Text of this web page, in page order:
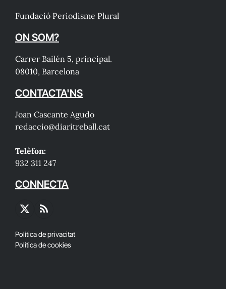
Fundació Periodisme Plural
ON SOM?
Carrer Bailén 5, principal.
08010, Barcelona
CONTACTA'NS
Joan Cascante Agudo
redaccio@diaritreball.cat
Telèfon:
932 311 247
CONNECTA
X
RSS
Política de privacitat
Política de cookies